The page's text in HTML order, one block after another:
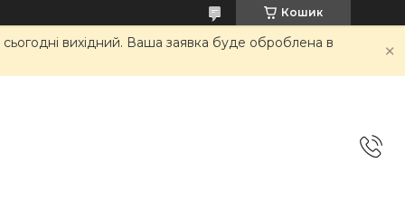
Кошик
вихідний. Ваша заявка буде оброблена в